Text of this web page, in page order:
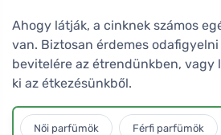
Ahogy látják, a cinknek számos
van. Biztosan érdemes
bevitelére az étrendünkben, vagy
ki az étkezésünkből.
Női parfümök Férfi parfümök